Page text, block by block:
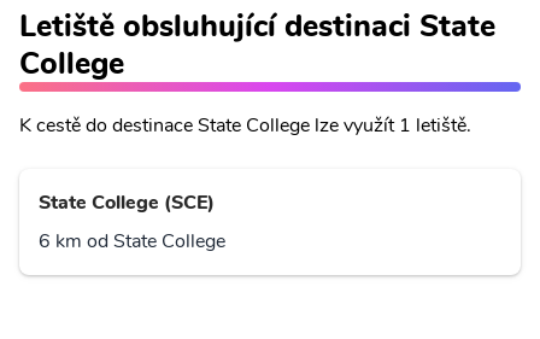
Letiště obsluhující destinaci State
College
K cestě do destinace State College lze využít 1 letiště.
State College (SCE)
6 km od State College